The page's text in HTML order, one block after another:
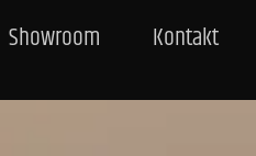
Showroom Kontakt